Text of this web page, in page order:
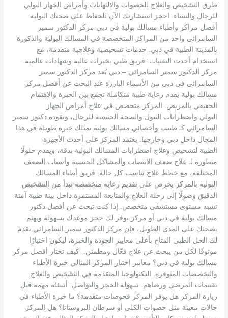
طرق التشخيص والعلاج للحصوات والالتهابات وأمراض الجهاز البولي
للرجال والنساء. احجز استشارتك الآن للحفاظ على صحتك البولية.
أفضل مراكز وأطباء مسالك بولية في دبي مركز الدكتور سمير
السامرائي واحد من المراكز المتخصصة في المسالك البولية والذكورة
بالمدينة الطبية في دبي. خدمات تشخيصية وعلاجية متقدمة، مع
استخدام أحدث التقنيات. فريق طبي بخبرات عالية وشهادات عالمية.
مركز الدكتور سمير السامرائي – دبي يُعد مركز الدكتور سمير
السامرائي في دبي من الأسماء البارزة عند البحث عن أفضل مركز
مسالك بولية يقدم رعاية طبية متكاملة تجمع بين الخبرة والاهتمام
الحقيقي بالمريض. المركز متخصص في علاج أمراض الجهاز
البولي واضطرابات التبول والصحة الجنسية للرجال، ويقوده دكتور سمير
السامرائي كـ طبيب وأخصائي مسالك بولية يمتلك خبرة طويلة في هذا
المجال داخل دبي وخارجها. يعتمد المركز على أحدث الأجهزة
الطبية لتشخيص وعلاج اضطرابات المسالك البولية بدقة، ويقدم حلولًا
متطورة لـ علاج ضعف الانتصاب والمشاكل الجنسية وأسباب الضعف
المختلفة، مع خطط علاج تناسب كل حالة. فريق أطباء المسالك
البولية بالمركز يحرص على تقديم رعاية متخصصة تبدأ من التشخيص
الدقيق وصولًا إلى رحلة العلاج والمتابعة المستمرة داخل بيئة طبية آمنة
تشبه مستوى مستشفى متخصص. إذا كنت تبحث عن أفضل دكتور
مسالك بولية في دبي أو مركز يوفر لك حجز موعدك بسهولة ويهتم
بصحتك على المدى الطويل، فإن مركز الدكتور سمير السامرائي يقدم
لك الحل الطبي المتاح بأعلى معايير الجودة والخبرة، ليكون اختيارًا
موثوقًا لكل من يبحث عن علاج فعّال ومطمئن. كيف تختار أفضل مركز
مسالك بولية في دبي؟ معايير اختيار المركز المثالي خبرة الأطباء
والتخصصات المتوفرة. التكنولوجيا المتقدمة في التشخيص والعلاج.
تقييمات المرضى ورضاهم. سهولة الحجز والتواصل. أسئلة مهمة قبل
زيارة المركز هل يوفر المركز فحوصات متقدمة؟ ما خبرة الأطباء في
حالات معينة مثل حصوات الكلى أو سرطان البروستاتا؟ هل المركز